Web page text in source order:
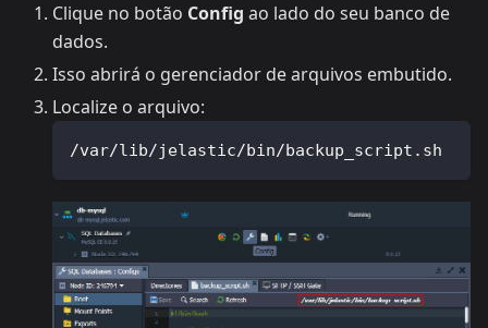
Clique no botão Config ao lado do seu banco de
dados.
Isso abrirá o gerenciador de arquivos embutido.
Localize o arquivo:
/var/lib/jelastic/bin/backup_script.sh